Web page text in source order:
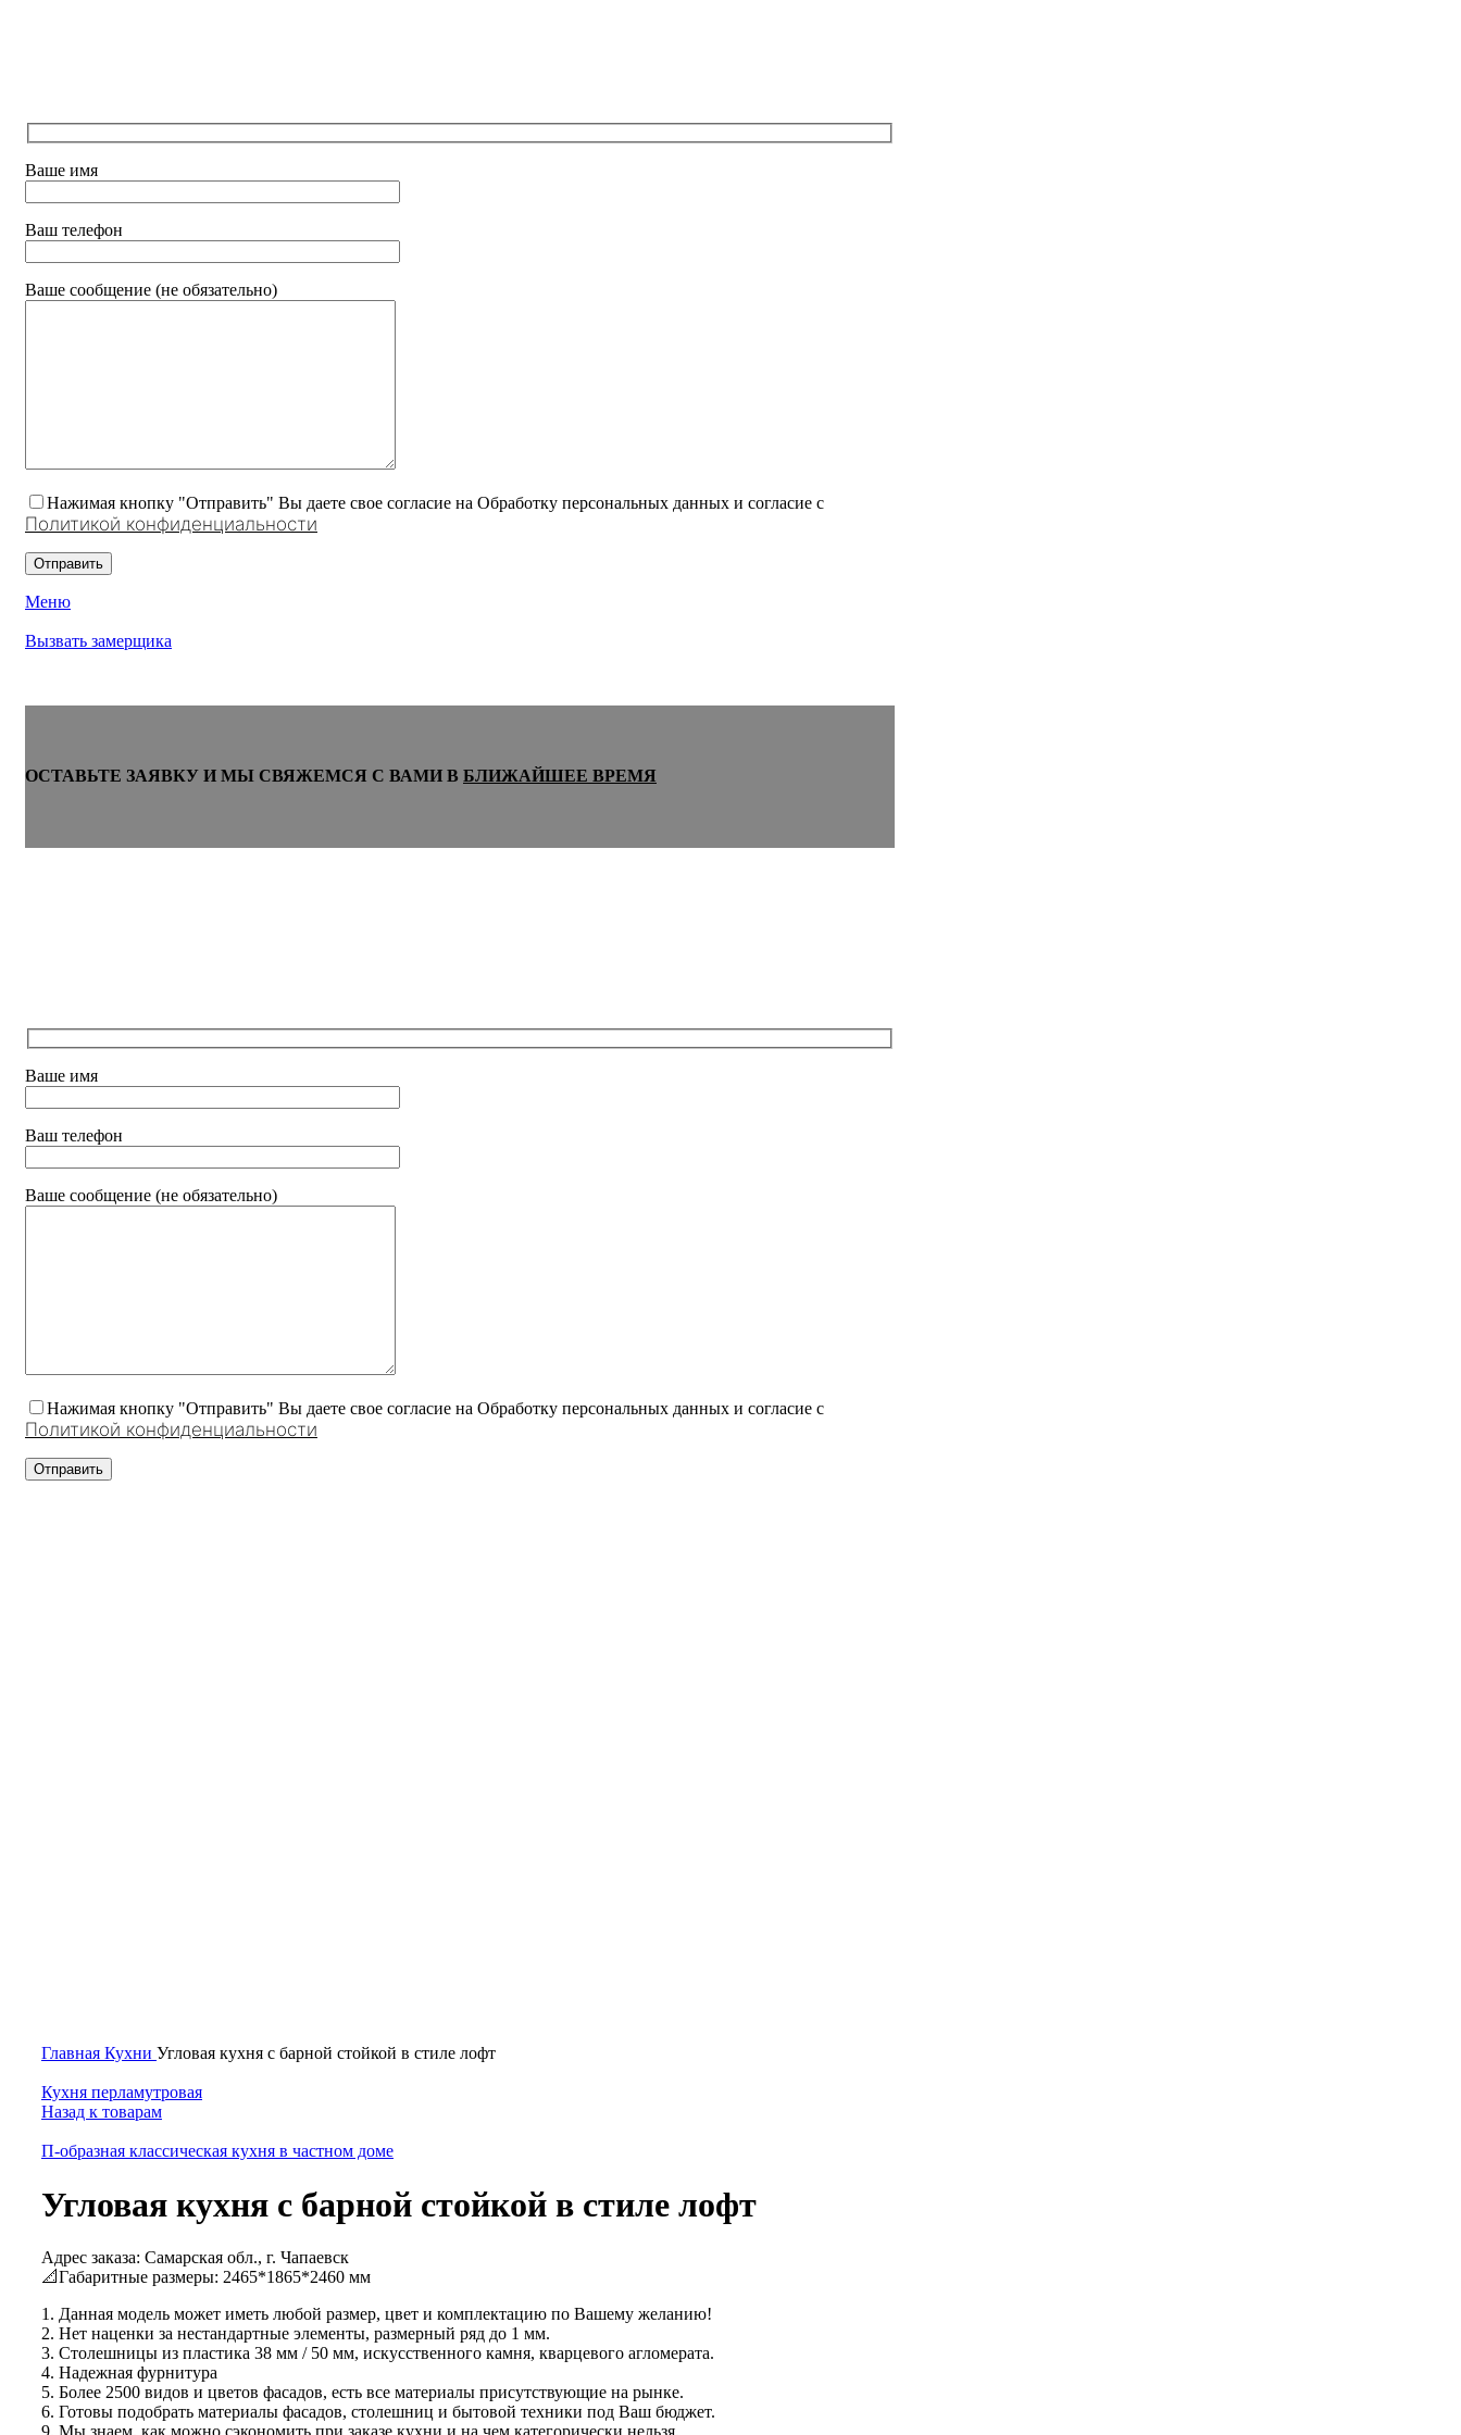
Ваше имя
Ваш телефон
Ваше сообщение (не обязательно)
Нажимая кнопку "Отправить" Вы даете свое согласие на Обработку персональных данных и согласие c
Политикой конфиденциальности
Меню
Вызвать замерщика
ОСТАВЬТЕ ЗАЯВКУ И МЫ СВЯЖЕМСЯ С ВАМИ В БЛИЖАЙШЕЕ ВРЕМЯ
Ваше имя
Ваш телефон
Ваше сообщение (не обязательно)
Нажимая кнопку "Отправить" Вы даете свое согласие на Обработку персональных данных и согласие c
Политикой конфиденциальности
Главная Кухни Угловая кухня с барной стойкой в стиле лофт
Кухня перламутровая
Назад к товарам
П-образная классическая кухня в частном доме
Угловая кухня с барной стойкой в стиле лофт
Адрес заказа: Самарская обл., г. Чапаевск
📐Габаритные размеры: 2465*1865*2460 мм
1. Данная модель может иметь любой размер, цвет и комплектацию по Вашему желанию!
2. Нет наценки за нестандартные элементы, размерный ряд до 1 мм.
3. Столешницы из пластика 38 мм / 50 мм, искусcтвенного камня, кварцевого агломерата.
4. Надежная фурнитура
5. Более 2500 видов и цветов фасадов, есть все материалы присутствующие на рынке.
6. Готовы подобрать материалы фасадов, столешниц и бытовой техники под Ваш бюджет.